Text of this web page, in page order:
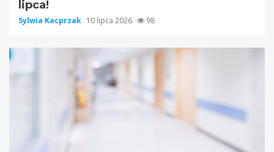
lipca!
Sylwia Kacprzak 10 lipca 2026 98